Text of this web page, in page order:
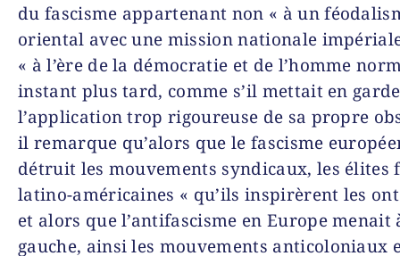
du fascisme appartenant non « à un
oriental avec une mission nationale
« à l’ère de la démocratie et de l’homme
instant plus tard, comme s’il mettait en
l’application trop rigoureuse de sa propre
il remarque qu’alors que le fascisme
détruit les mouvements syndicaux, les élites
latino-américaines « qu’ils inspirèrent les
et alors que l’antifascisme en Europe menait
gauche, ainsi les mouvements anticoloniaux